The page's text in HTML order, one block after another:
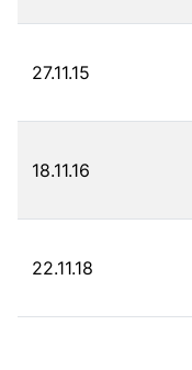
27.11.15
18.11.16
22.11.18